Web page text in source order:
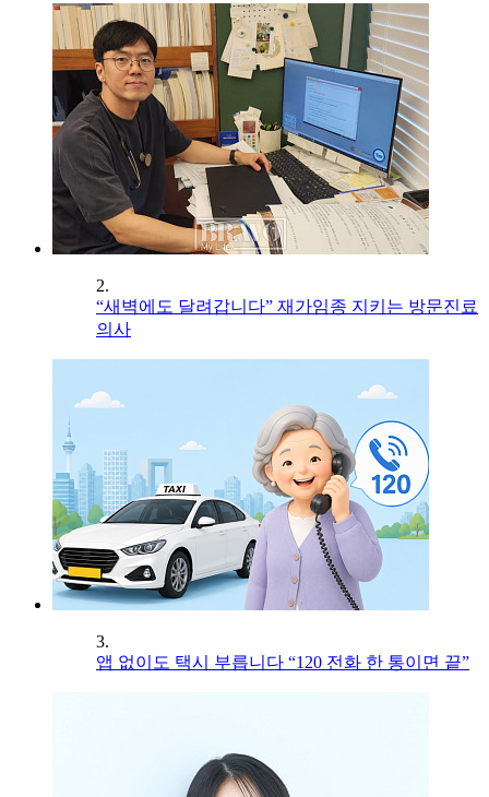
2.
“새벽에도 달려갑니다” 재가임종 지키는 방문진료
의사
3.
앱 없이도 택시 부릅니다 “120 전화 한 통이면 끝”